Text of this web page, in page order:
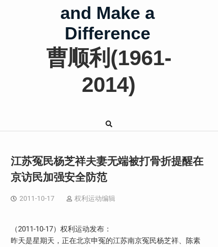
and Make a
Difference
曹顺利(1961-
2014)
江苏冤民杨芝祥夫妻无端被打骨折提醒在
京访民加强安全防范
2011-10-17 权利运动编辑
（2011-10-17）权利运动发布：
昨天是星期天，正在北京申冤的江苏南京冤民杨芝祥、陈素